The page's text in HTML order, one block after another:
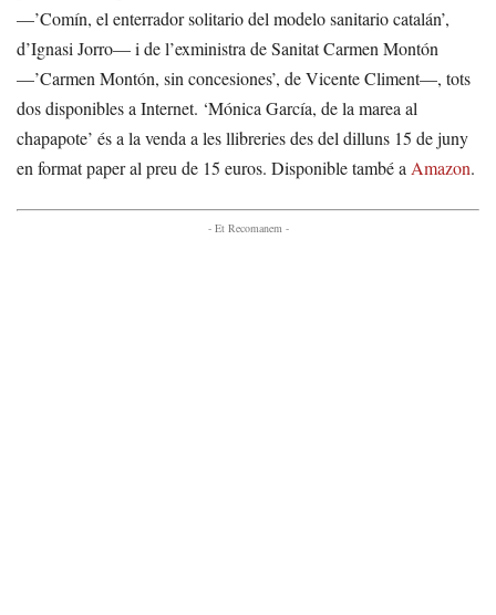
—’Comín, el enterrador solitario del modelo sanitario catalán’,
d’Ignasi Jorro— i de l’exministra de Sanitat Carmen Montón
—’Carmen Montón, sin concesiones’, de Vicente Climent—, tots
dos disponibles a Internet. ‘Mónica García, de la marea al
chapapote’ és a la venda a les llibreries des del dilluns 15 de juny
en format paper al preu de 15 euros. Disponible també aAmazon.
- Et Recomanem -